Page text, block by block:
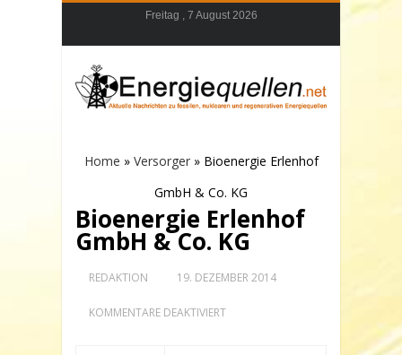
Freitag , 7 August 2026
Home » Versorger» Bioenergie Erlenhof
GmbH & Co. KG
Bioenergie Erlenhof
GmbH & Co. KG
REDAKTION 19. DEZEMBER 2014
KOMMENTARE DEAKTIVIERTFÜR